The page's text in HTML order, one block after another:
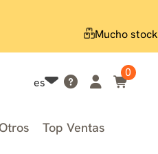
Mucho stock
es
0
Top Ventas